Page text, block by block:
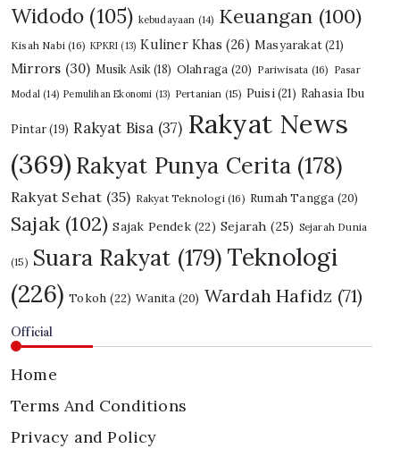
Widodo (105) kebudayaan (14) Keuangan (100)
Kisah Nabi (16) KPKRI (13) Kuliner Khas (26) Masyarakat(21)
Mirrors (30) Musik Asik(18) Olahraga (20) Pariwisata (16) Pasar
Modal (14) Pemulihan Ekonomi (13) Pertanian (15) Puisi(21) Rahasia Ibu
Pintar(19) Rakyat Bisa (37) Rakyat News
(369) Rakyat Punya Cerita (178)
Rakyat Sehat (35) Rakyat Teknologi(16) Rumah Tangga (20)
Sajak (102) Sajak Pendek(22) Sejarah (25) Sejarah Dunia
(15) Suara Rakyat (179) Teknologi
(226) Tokoh (22) Wanita (20) Wardah Hafidz (71)
Official
Home
Terms And Conditions
Privacy and Policy